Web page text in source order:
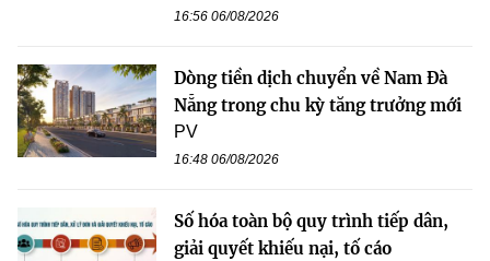
16:56 06/08/2026
Dòng tiền dịch chuyển về Nam Đà
Nẵng trong chu kỳ tăng trưởng mới
PV
16:48 06/08/2026
Số hóa toàn bộ quy trình tiếp dân,
giải quyết khiếu nại, tố cáo